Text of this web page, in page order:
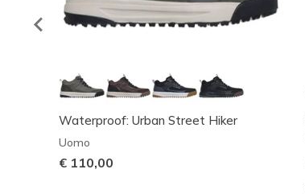
Waterproof: Urban Street Hiker
Uomo
€ 110,00